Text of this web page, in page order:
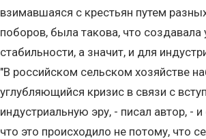
взимавшаяся с крестьян путем
поборов, была такова, что создавала
стабильности, а значит, и для
"В российском сельском хозяйстве
углубляющийся кризис в связи с
индустриальную эру, - писал автор, -
что это происходило не потому, что